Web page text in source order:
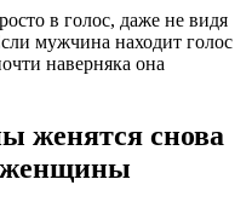
в голос, даже не видя
мужчина находит голос
наверняка она
женятся снова
женщины